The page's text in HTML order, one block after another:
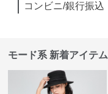
コンビニ/銀行振込
モード系 新着アイテム